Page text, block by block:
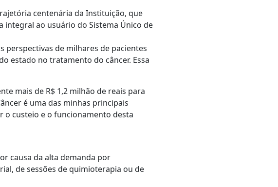
centenária da Instituição, que
ao usuário do Sistema Único de
perspectivas de milhares de pacientes
estado no tratamento do câncer. Essa
mais de R$ 1,2 milhão de reais para
é uma das minhas principais
o custeio e o funcionamento desta
causa da alta demanda por
de sessões de quimioterapia ou de